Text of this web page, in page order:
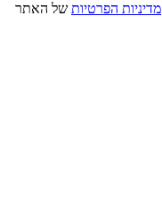
מדיניות הפרטיות של האתר